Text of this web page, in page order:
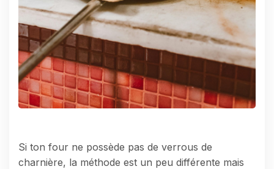
Si ton four ne possède pas de verrous de
charnière, la méthode est un peu différente mais